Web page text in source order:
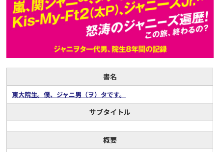
書名
東大院生。僕、ジャニ男（ヲ）タです。
サブタイトル
概要